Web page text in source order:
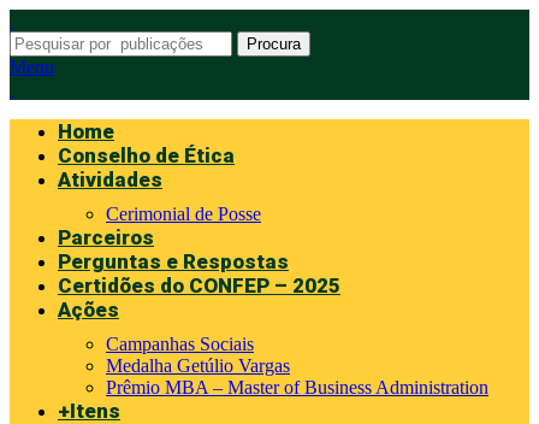
Procura
Menu
Home
Conselho de Ética
Atividades
Cerimonial de Posse
Parceiros
Perguntas e Respostas
Certidões do CONFEP – 2025
Ações
Campanhas Sociais
Medalha Getúlio Vargas
Prêmio MBA – Master of Business Administration
+Itens